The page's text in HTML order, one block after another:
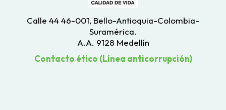
Calle 44 46-001, Bello-Antioquia-Colombia-
Suramérica.
A.A. 9128 Medellín
Contacto ético (Línea anticorrupción)